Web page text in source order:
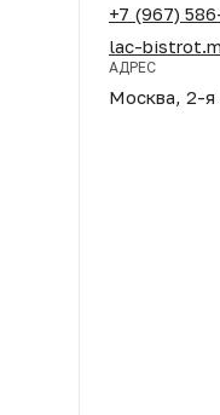
+7 (967)
lac-
АДРЕС
Москва, 2-я